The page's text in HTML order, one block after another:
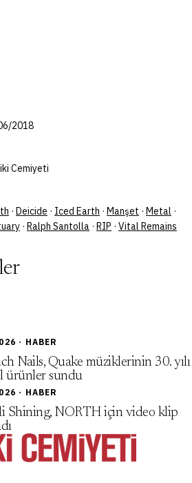
2018
Cemiyeti
· Deicide · Iced Earth · Manşet · Metal ·
· Ralph Santolla · RIP · Vital Remains
· HABER
Nails, Quake müziklerinin 30. yılı
ürünler sundu
· HABER
Shining, NORTH için video klip